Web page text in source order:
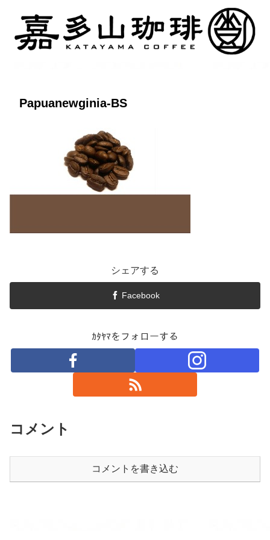
Papuanewginia-BS
シェアする
Facebook
ｶﾀﾔﾏをフォローする
コメント
コメントを書き込む